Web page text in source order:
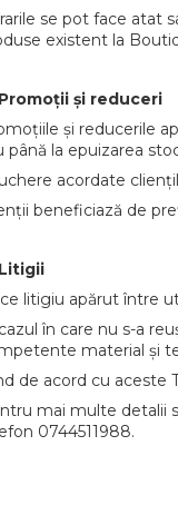
se pot face atat
existent la
și reduceri
și reducerile
până la epuizarea
acordate
beneficiază de
litigiu apărut între
în care nu s-a
material și
de acord cu aceste
mai multe detalii
0744511988.